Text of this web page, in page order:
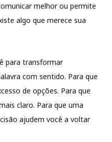
melhor ou permite
algo que merece sua
para transformar
com sentido. Para que
de opções. Para que
claro. Para que uma
ajudem você a voltar